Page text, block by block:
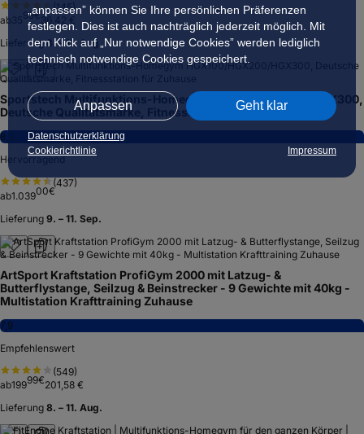
„anpassen” können Sie Ihre persönlichen Präferenzen
festlegen. Dies ist auch nachträglich jederzeit möglich. Mit
dem Klick auf „Nur notwendige Cookies” werden lediglich
technisch notwendige Cookies gespeichert.
Anpassen Geht klar
Datenschutzerklärung
Cookierichtlinie
Impressum
(145)
ab
99€ 36,42 €
Lieferung 8. – 11. Aug.
Sportstech Multifunktions-Homegym HGX100/HGX200/HGX300,
Deutsche Qualitätsmarke, Fitnessstation für Zuhause
8,3
Hervorragend
(437)
ab1.03900€
Lieferung 9. – 11. Sep.
ArtSport Kraftstation ProfiGym 2000 mit Latzug- &
Butterflystange, Seilzug & Beinstrecker - 9 Gewichte mit 40kg -
Multistation Krafttraining Zuhause
7,9
Empfehlenswert
(549)
ab19999€201,58 €
Lieferung 8. – 11. Aug.